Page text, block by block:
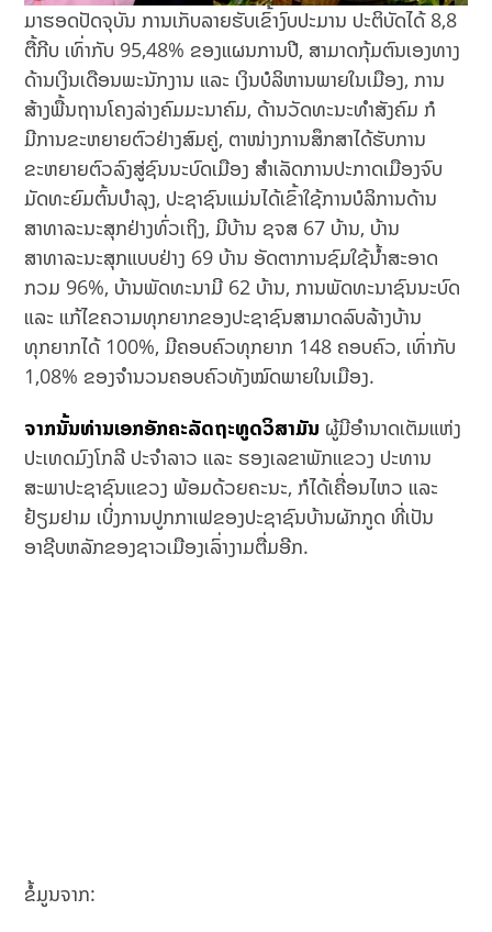
ມາຮອດປັດຈຸບັນ ການເກັບລາຍຮັບເຂົ້າງົບປະມານ ປະຕິບັດໄດ້ 8,8
ຕື້ກີບ ເທົ່າກັບ 95,48% ຂອງແຜນການປີ, ສາມາດກຸ້ມຕົນເອງທາງ
ດ້ານເງິນເດືອນພະນັກງານ ແລະ ເງິນບໍລິຫານພາຍໃນເມືອງ, ການ
ສ້າງພື້ນຖານໂຄງລ່າງຄົມມະນາຄົມ, ດ້ານວັດທະນະທໍາສັງຄົມ ກໍ
ມີການຂະຫຍາຍຕົວຢ່າງສົມຄູ່, ຕາໜ່າງການສຶກສາໄດ້ຮັບການ
ຂະຫຍາຍຕົວລົງສູ່ຊົນນະບົດເມືອງ ສຳເລັດການປະກາດເມືອງຈົບ
ມັດທະຍົມຕົ້ນບໍາລຸງ, ປະຊາຊົນແມ່ນໄດ້ເຂົ້າໃຊ້ການບໍລິການດ້ານ
ສາທາລະນະສຸກຢ່າງທົ່ວເຖິງ, ມີບ້ານ ຊຈສ 67 ບ້ານ, ບ້ານ
ສາທາລະນະສຸກແບບຢ່າງ 69 ບ້ານ ອັດຕາການຊົມໃຊ້ນ້ຳສະອາດ
ກວມ 96%, ບ້ານພັດທະນາມີ 62 ບ້ານ, ການພັດທະນາຊົນນະບົດ
ແລະ ແກ້ໄຂຄວາມທຸກຍາກຂອງປະຊາຊົນສາມາດລົບລ້າງບ້ານ
ທຸກຍາກໄດ້ 100%, ມີຄອບຄົວທຸກຍາກ 148 ຄອບຄົວ, ເທົ່າກັບ
1,08% ຂອງຈໍານວນຄອບຄົວທັງໝົດພາຍໃນເມືອງ.
ຈາກນັ້ນທ່ານເອກອັກຄະລັດຖະທູດວິສາມັນ ຜູ້ມີອຳນາດເຕັມແຫ່ງ
ປະເທດມົງໂກລີ ປະຈຳລາວ ແລະ ຮອງເລຂາພັກແຂວງ ປະທານ
ສະພາປະຊາຊົນແຂວງ ພ້ອມດ້ວຍຄະນະ, ກໍໄດ້ເຄື່ອນໄຫວ ແລະ
ຢ້ຽມຢາມ ເບິ່ງການປູກກາເຟຂອງປະຊາຊົນບ້ານຜັກກູດ ທີ່ເປັນ
ອາຊີບຫລັກຂອງຊາວເມືອງເລົ່າງາມຕື່ມອີກ.
ຂໍ້ມູນຈາກ: